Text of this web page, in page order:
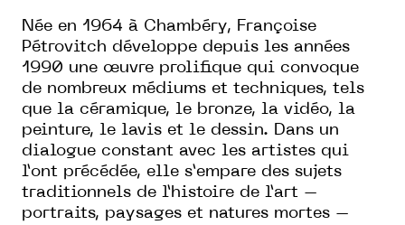
Née en 1964 à Chambéry, Françoise
Pétrovitch développe depuis les années
1990 une œuvre prolifique qui convoque
de nombreux médiums et techniques, tels
que la céramique, le bronze, la vidéo, la
peinture, le lavis et le dessin. Dans un
dialogue constant avec les artistes qui
l’ont précédée, elle s’empare des sujets
traditionnels de l’histoire de l’art –
portraits, paysages et natures mortes –